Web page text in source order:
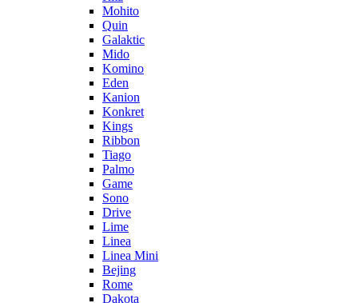
Mohito
Quin
Galaktic
Mido
Komino
Eden
Kanion
Konkret
Kings
Ribbon
Tiago
Palmo
Game
Sono
Drive
Lime
Linea
Linea Mini
Bejing
Rome
Dakota